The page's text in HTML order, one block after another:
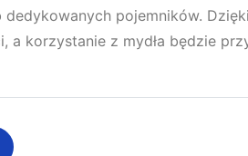
dedykowanych pojemników.
a korzystanie z mydła będzie